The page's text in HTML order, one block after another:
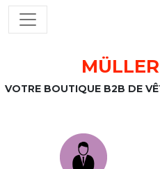
Passer au contenu
NAVIGATION PRINCIPALE
VOTRE BOUTIQUE B2B DE